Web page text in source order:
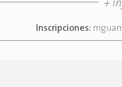
+
Inscripciones: